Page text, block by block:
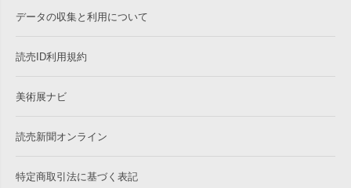
データの収集と利用について
読売ID利用規約
美術展ナビ
読売新聞オンライン
特定商取引法に基づく表記